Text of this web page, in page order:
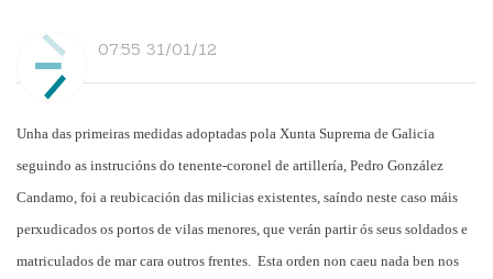
07:55 31/01/12
Unha das primeiras medidas adoptadas pola Xunta Suprema de Galicia
seguindo as instrucións do tenente-coronel de artillería, Pedro González
Candamo, foi a reubicación das milicias existentes, saíndo neste caso máis
perxudicados os portos de vilas menores, que verán partir ós seus soldados e
matriculados de mar cara outros frentes. Esta orden non caeu nada ben nos